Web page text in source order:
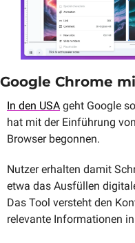
Google Chrome
In den USA geht Google
hat mit der Einführung
Browser begonnen.
Nutzer erhalten damit
etwa das Ausfüllen
Das Tool versteht den
relevante Informationen